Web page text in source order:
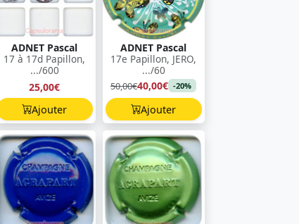
ADNET Pascal
17 à 17d Papillon,
.../600
25,00€
Ajouter
ADNET Pascal
17e Papillon, JERO,
.../60
50,00€40,00€ -20%
Ajouter